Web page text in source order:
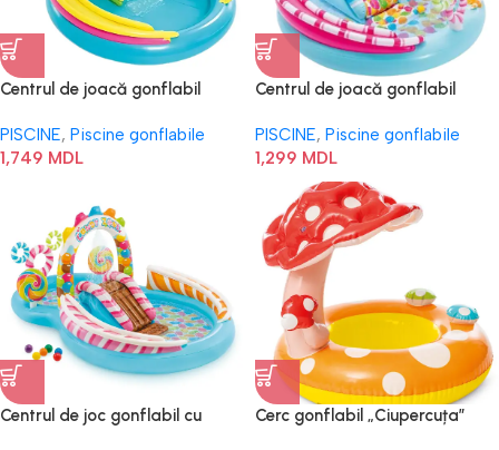
Centrul de joacă gonflabil
PISCINE, Piscine gonflabile
1,749 MDL
Centrul de joacă gonflabil
PISCINE, Piscine gonflabile
1,299 MDL
Centrul de joc gonflabil cu
Cerc gonflabil „Ciupercuța”